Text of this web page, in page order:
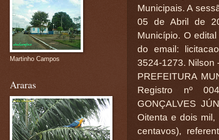
Municipais. A
05 de Abril de
Município. O
do email:
3524-1273. Nilson
PREFEITURA
Registro nº
GONÇALVES
Oitenta e dois
centavos),
Martinho Campos
Araras